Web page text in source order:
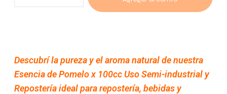
Descubrí la pureza y el aroma natural de nuestra
Esencia de Pomelo x 100cc Uso Semi-industrial y
Repostería ideal para repostería, bebidas y